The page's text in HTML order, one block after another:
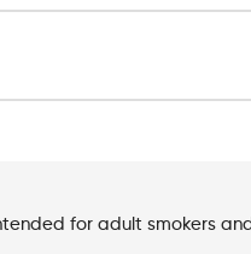
for adult smokers